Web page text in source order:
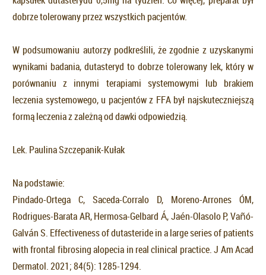
dobrze tolerowany przez wszystkich pacjentów.
W podsumowaniu autorzy podkreślili, że zgodnie z uzyskanymi
wynikami badania, dutasteryd to dobrze tolerowany lek, który w
porównaniu z innymi terapiami systemowymi lub brakiem
leczenia systemowego, u pacjentów z FFA był najskuteczniejszą
formą leczenia z zależną od dawki odpowiedzią.
Lek. Paulina Szczepanik-Kułak
Na podstawie:
Pindado-Ortega C, Saceda-Corralo D, Moreno-Arrones ÓM,
Rodrigues-Barata AR, Hermosa-Gelbard Á, Jaén-Olasolo P, Vañó-
Galván S. Effectiveness of dutasteride in a large series of patients
with frontal fibrosing alopecia in real clinical practice. J Am Acad
Dermatol. 2021; 84(5): 1285-1294.